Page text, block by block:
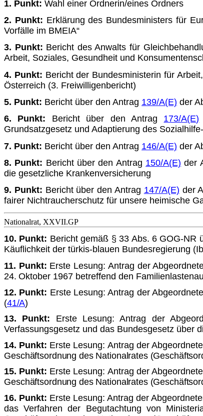
1. Punkt: Wahl einer Ordnerin/eines Ordners
2. Punkt: Erklärung des Bundesministers für
Vorfälle im BMEIA“
3. Punkt: Bericht des Anwalts für
Arbeit, Soziales, Gesundheit und
4. Punkt: Bericht der Bundesministerin für
Ös­terreich (3. Freiwilligenbericht)
5. Punkt: Bericht über den Antrag 139/A(E) der
6. Punkt: Bericht über den Antrag 173/A(E)
Grundsatzgesetz und Adaptierung des
7. Punkt: Bericht über den Antrag 146/A(E) der
8. Punkt: Bericht über den Antrag 150/A(E) der
die ge­setzliche Krankenversicherung
9. Punkt: Bericht über den Antrag 147/A(E) der
fairer Nichtraucherschutz für unsere heimische
Nationalrat, XXVII.GP
10. Punkt: Bericht gemäß § 33 Abs. 6 GOG-NR
Käuf­lichkeit der türkis-blauen Bundesregierung
11. Punkt: Erste Lesung: Antrag der
24. Ok­tober 1967 betreffend den
12. Punkt: Erste Lesung: Antrag der
(41/A)
13. Punkt: Erste Lesung: Antrag der
Verfassungsgesetz und das Bundesgesetz über
14. Punkt: Erste Lesung: Antrag der
Ge­schäftsordnung des Nationalrates
15. Punkt: Erste Lesung: Antrag der
Ge­schäftsordnung des Nationalrates
16. Punkt: Erste Lesung: Antrag der
das Verfahren der Begutachtung von